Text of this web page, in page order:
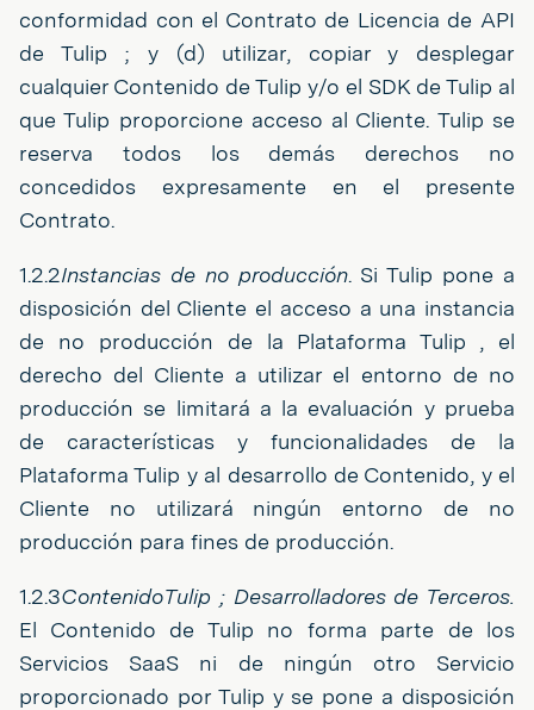
conformidad con el Contrato de Licencia de API
de Tulip ; y (d) utilizar, copiar y desplegar
cualquier Contenido de Tulip y/o el SDK de Tulip al
que Tulip proporcione acceso al Cliente. Tulip se
reserva todos los demás derechos no
concedidos expresamente en el presente
Contrato.
1.2.2Instancias de no producción. Si Tulip pone a
disposición del Cliente el acceso a una instancia
de no producción de la Plataforma Tulip , el
derecho del Cliente a utilizar el entorno de no
producción se limitará a la evaluación y prueba
de características y funcionalidades de la
Plataforma Tulip y al desarrollo de Contenido, y el
Cliente no utilizará ningún entorno de no
producción para fines de producción.
1.2.3ContenidoTulip ; Desarrolladores de Terceros.
El Contenido de Tulip no forma parte de los
Servicios SaaS ni de ningún otro Servicio
proporcionado por Tulip y se pone a disposición